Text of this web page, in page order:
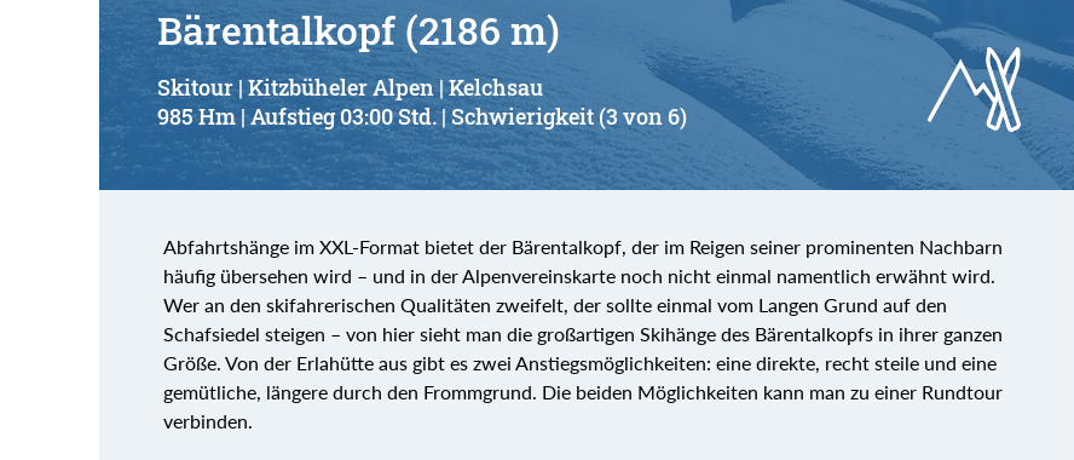
Bärentalkopf (2186 m)
Skitour | Kitzbüheler Alpen | Kelchsau
985 Hm | Aufstieg 03:00 Std. | Schwierigkeit (3 von 6)
Abfahrtshänge im XXL-Format bietet der Bärentalkopf, der im Reigen seiner prominenten Nachbarn
häufig übersehen wird – und in der Alpenvereinskarte noch nicht einmal namentlich erwähnt wird.
Wer an den skifahrerischen Qualitäten zweifelt, der sollte einmal vom Langen Grund auf den
Schafsiedel steigen – von hier sieht man die großartigen Skihänge des Bärentalkopfs in ihrer ganzen
Größe. Von der Erlahütte aus gibt es zwei Anstiegsmöglichkeiten: eine direkte, recht steile und eine
gemütliche, längere durch den Frommgrund. Die beiden Möglichkeiten kann man zu einer Rundtour
verbinden.